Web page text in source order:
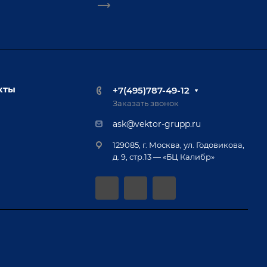
+7(495)787-49-12
Заказать звонок
ask@vektor-grupp.ru
129085, г. Москва, ул. Годовикова,
д. 9, стр.13 — «БЦ Калибр»